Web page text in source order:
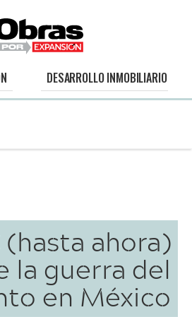
DESARROLLO INMOBILIARIO
(hasta ahora)
la guerra del
en México